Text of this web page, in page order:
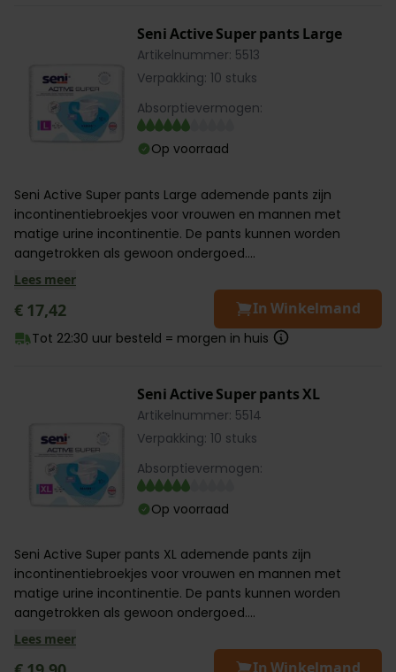
Seni Active Super pants Large
Artikelnummer: 5513
Verpakking: 10 stuks
Absorptievermogen:
Op voorraad
Seni Active Super pants Large ademende pants zijn
incontinentiebroekjes voor vrouwen en mannen met
matige urine incontinentie. De pants kunnen worden
aangetrokken als gewoon ondergoed....
Lees meer
€ 17,42 In Winkelmand
Tot 22:30 uur besteld = morgen in huis
Seni Active Super pants XL
Artikelnummer: 5514
Verpakking: 10 stuks
Absorptievermogen:
Op voorraad
Seni Active Super pants XL ademende pants zijn
incontinentiebroekjes voor vrouwen en mannen met
matige urine incontinentie. De pants kunnen worden
aangetrokken als gewoon ondergoed....
Lees meer